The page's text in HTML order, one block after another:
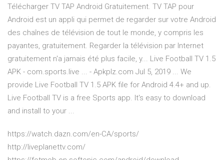
Télécharger TV TAP Android Gratuitement. TV TAP pour
Android est un appli qui permet de regarder sur votre Android
des chaînes de télévision de tout le monde, y compris les
payantes, gratuitement. Regarder la télévision par Internet
gratuitement n'a jamais été plus facile, y... Live Football TV 1.5
APK - com.sports.live ... - Apkplz.com Jul 5, 2019 ... We
provide Live Football TV 1.5 APK file for Android 4.4+ and up.
Live Football TV is a free Sports app. It's easy to download
and install to your ...
https://watch.dazn.com/en-CA/sports/
http://liveplanettv.com/